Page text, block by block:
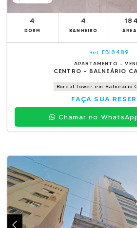
4
DORM
4
BANHEIRO
Ref. EBI8489
APARTAMENTO -
CENTRO - BALNEÁRIO
Boreal Tower em Balneário
FAÇA SUA
Chamar no